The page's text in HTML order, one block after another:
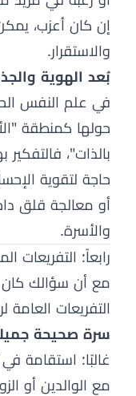
إن كان أعزب،
والاستقرار.
بُعد الهوية
في علم النفس
حولها كمنطقة
بالذات"،
حاجة لتقوية
أو معالجة قلق
والأسرة.
رابعاً: التفريعات
مع أن سؤالك
التفريعات العامة
سرة صحيحة
غالبًا: استقامة
مع الوالدين أو